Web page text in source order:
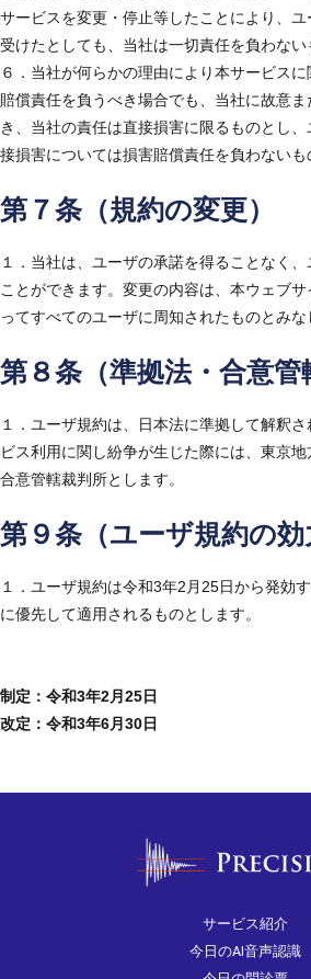
サービスを変更・停止等したことにより、
受けたとしても、当社は一切責任を負わない
６．当社が何らかの理由により本サービス
賠償責任を負うべき場合でも、当社に故意
き、当社の責任は直接損害に限るものとし
接損害については損害賠償責任を負わないも
第７条（規約の変更）
１．当社は、ユーザの承諾を得ることなく
ことができます。変更の内容は、本ウェブ
ってすべてのユーザに周知されたものとみな
第８条（準拠法・合意管
１．ユーザ規約は、日本法に準拠して解釈
ビス利用に関し紛争が生じた際には、東京
合意管轄裁判所とします。
第９条（ユーザ規約の効
１．ユーザ規約は令和3年2月25日から発効
に優先して適用されるものとします。
制定：令和3年2月25日
改定：令和3年6月30日
サービス紹介
今日のAI音声認識